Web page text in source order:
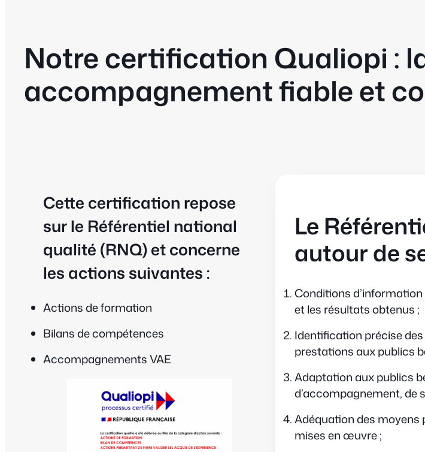
Notre certification Qualiopi :
accompagnement fiable et
Cette certification repose
sur le Référentiel national
qualité (RNQ)et concerne
les actions suivantes :
Actions de formation
Bilans de compétences
Accompagnements VAE
Le
autour de
Conditions
et les résultats obtenus ;
Identification précise
prestations aux publics
Adaptation aux publics
d’accompagnement, de
Adéquation des moyens
mises en œuvre ;